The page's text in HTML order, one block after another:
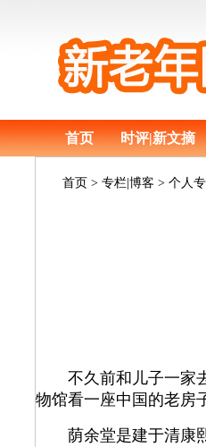
首页 时评|新文摘
首页 > 专栏|博客 > 个
不久前和儿子一家去
物馆看一座中国的老房
荫余堂是建于清康熙